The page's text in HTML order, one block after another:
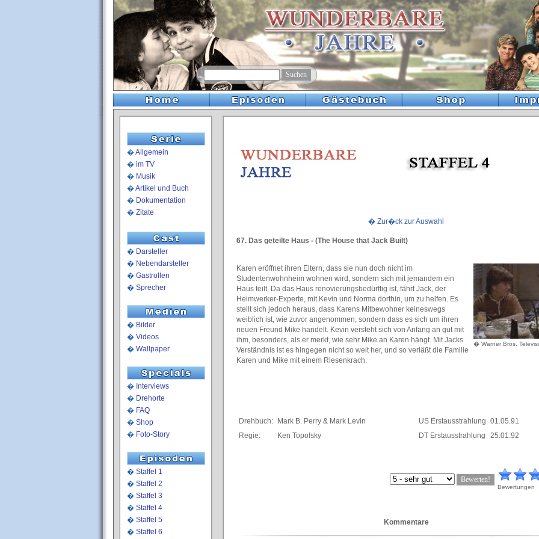
�Allgemein
� im TV
� Musik
�Artikel und Buch
� Dokumentation
� Zitate
� Darsteller
� Nebendarsteller
� Gastrollen
� Sprecher
� Bilder
� Videos
� Wallpaper
� Interviews
� Drehorte
� FAQ
� Shop
� Foto-Story
� Staffel 1
� Staffel 2
� Staffel 3
� Staffel 4
� Staffel 5
� Staffel 6
� Zur�ck zur Auswahl
67. Das geteilte Haus - (The House that Jack Built)
� Warner Bros.
Karen eröffnet ihren Eltern, dass sie nun doch nicht im
Studentenwohnheim wohnen wird, sondern sich mit jemandem ein
Haus teilt. Da das Haus renovierungsbedürftig ist, fährt Jack, der
Heimwerker-Experte, mit Kevin und Norma dorthin, um zu helfen. Es
stellt sich jedoch heraus, dass Karens Mitbewohner keineswegs
weiblich ist, wie zuvor angenommen, sondern dass es sich um ihren
neuen Freund Mike handelt. Kevin versteht sich von Anfang an gut mit
ihm, besonders, als er merkt, wie sehr Mike an Karen hängt. Mit Jacks
Verständnis ist es hingegen nicht so weit her, und so verläßt die Familie
Karen und Mike mit einem Riesenkrach.
Drehbuch:
Mark B. Perry & Mark Levin
Regie:
Ken Topolsky
US Erstausstrahlung 01.05.91
DT Erstausstrahlung
25.01.92
Bewertungen
Kommentare